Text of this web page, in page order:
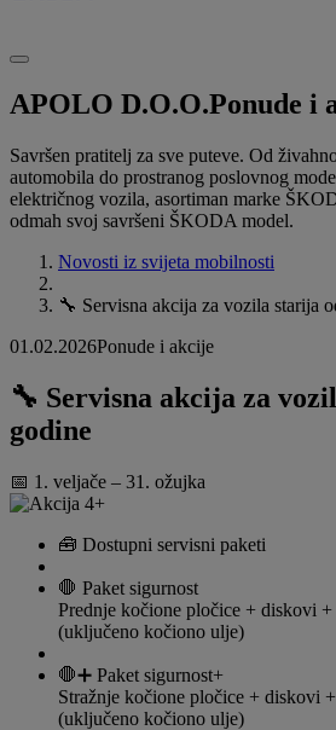
APOLO D.O.O.Ponude i
Savršen pratitelj za sve puteve. Od
automobila do prostranog poslovnog
električnog vozila, asortiman marke
odmah svoj savršeni ŠKODA model.
Novosti iz svijeta mobilnosti
🔧 Servisna akcija za vozila starija
01.02.2026Ponude i akcije
🔧 Servisna akcija za
godine
📅 1. veljače – 31. ožujka
🧰 Dostupni servisni paketi
🛑 Paket sigurnost
Prednje kočione pločice + diskovi +
(uključeno kočiono ulje)
🛑➕ Paket sigurnost+
Stražnje kočione pločice + diskovi
(uključeno kočiono ulje)